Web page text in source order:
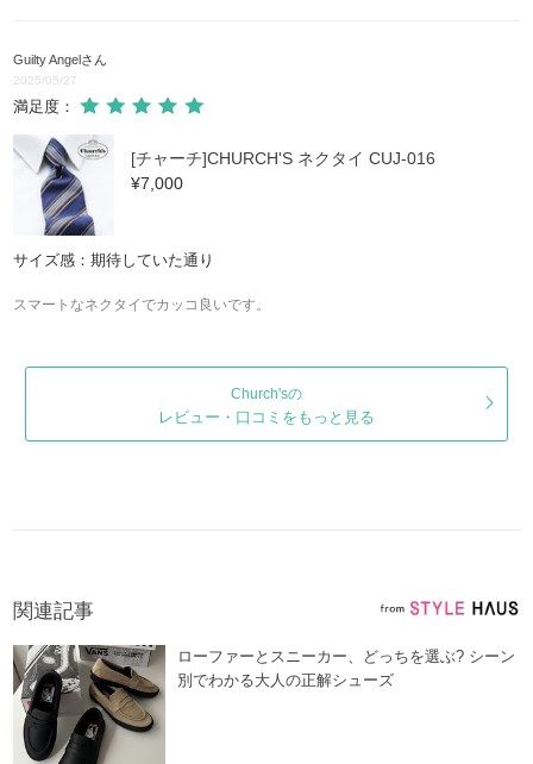
Guilty Angelさん
2025/05/27
満足度：
[チャーチ]CHURCH'S ネクタイ CUJ-016
¥7,000
サイズ感：期待していた通り
スマートなネクタイでカッコ良いです。
Church'sの
レビュー・口コミをもっと見る
関連記事
ローファーとスニーカー、どっちを選ぶ? シーン
別でわかる大人の正解シューズ